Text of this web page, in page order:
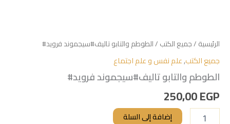
الرئيسية /جميع الكتب / الطوطم والتابو تاليف#سيجموند فرويد#
جميع الكتب,علم نفس و علم اجتماع
الطوطم والتابو تاليف#سيجموند فرويد#
250,00EGP
إضافة إلى السلة